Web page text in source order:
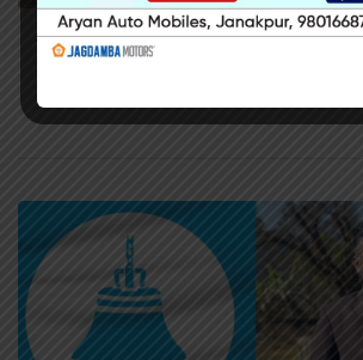
सिराहामा गोली प्रहार गरी हत्या